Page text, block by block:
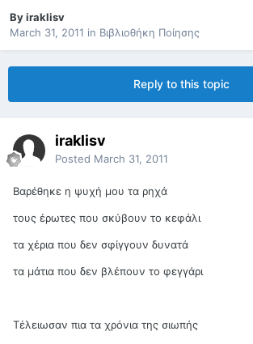
Byiraklisv
March 31, 2011 in Βιβλιοθήκη Ποίησης
Reply to this topic
iraklisv
Posted March 31, 2011
Βαρέθηκε η ψυχή μου τα ρηχά
τους έρωτες που σκύβουν το κεφάλι
τα χέρια που δεν σφίγγουν δυνατά
τα μάτια που δεν βλέπουν το φεγγάρι
Τέλειωσαν πια τα χρόνια της σιωπής